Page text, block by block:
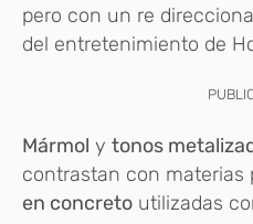
pero con un re
del entretenimiento de
Mármol y tonos
contrastan con materias
en concreto utilizadas